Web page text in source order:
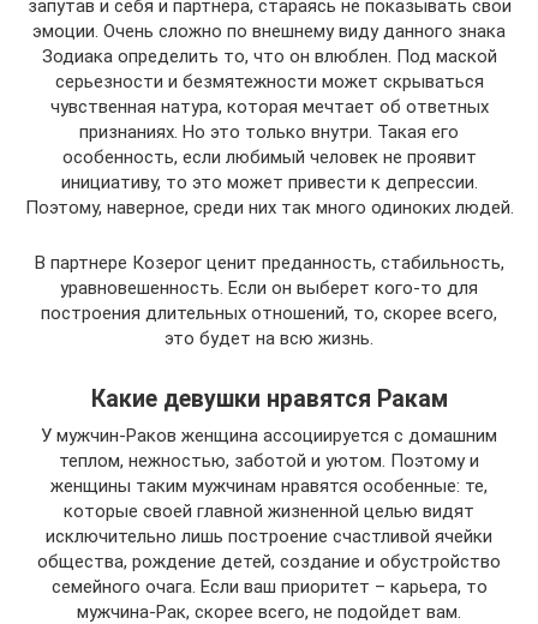
запутав и себя и партнера, стараясь не показывать свои
эмоции. Очень сложно по внешнему виду данного знака
Зодиака определить то, что он влюблен. Под маской
серьезности и безмятежности может скрываться
чувственная натура, которая мечтает об ответных
признаниях. Но это только внутри. Такая его
особенность, если любимый человек не проявит
инициативу, то это может привести к депрессии.
Поэтому, наверное, среди них так много одиноких людей.
В партнере Козерог ценит преданность, стабильность,
уравновешенность. Если он выберет кого-то для
построения длительных отношений, то, скорее всего,
это будет на всю жизнь.
Какие девушки нравятся Ракам
У мужчин-Раков женщина ассоциируется с домашним
теплом, нежностью, заботой и уютом. Поэтому и
женщины таким мужчинам нравятся особенные: те,
которые своей главной жизненной целью видят
исключительно лишь построение счастливой ячейки
общества, рождение детей, создание и обустройство
семейного очага. Если ваш приоритет – карьера, то
мужчина-Рак, скорее всего, не подойдет вам.